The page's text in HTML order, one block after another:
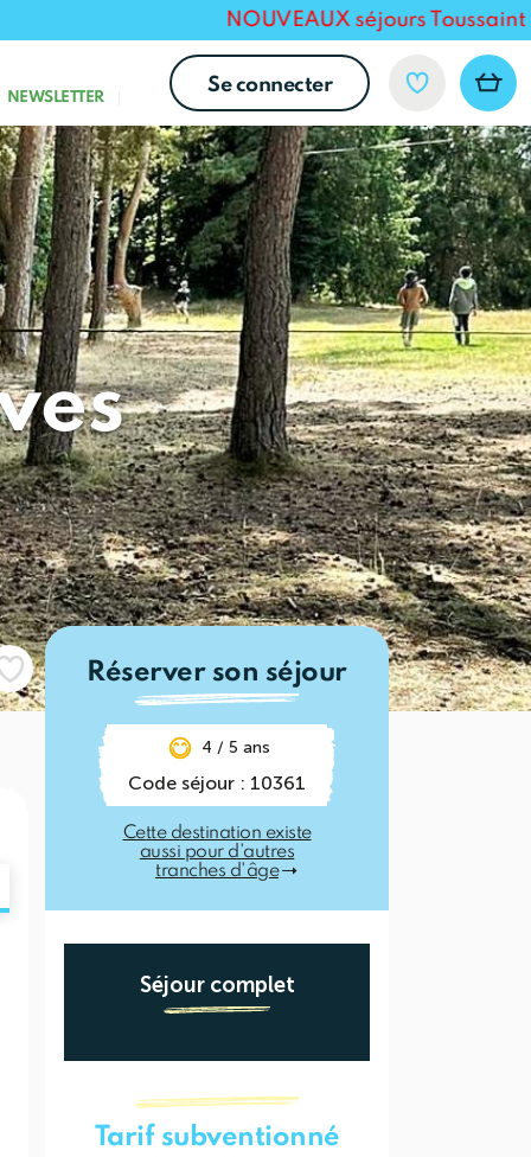
NOUVEAUX séjours Toussaint
NEWSLETTER
Se connecter
Réserver son séjour
4 / 5 ans
Code séjour : 10361
Cette destination existe
aussi pour d'autres
tranches d'âge
Séjour complet
Tarif subventionné